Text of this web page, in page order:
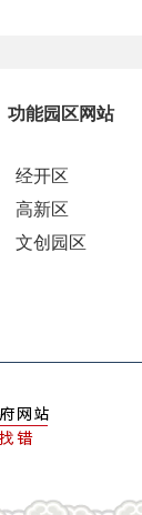
功能园区网站
经开区
高新区
文创园区